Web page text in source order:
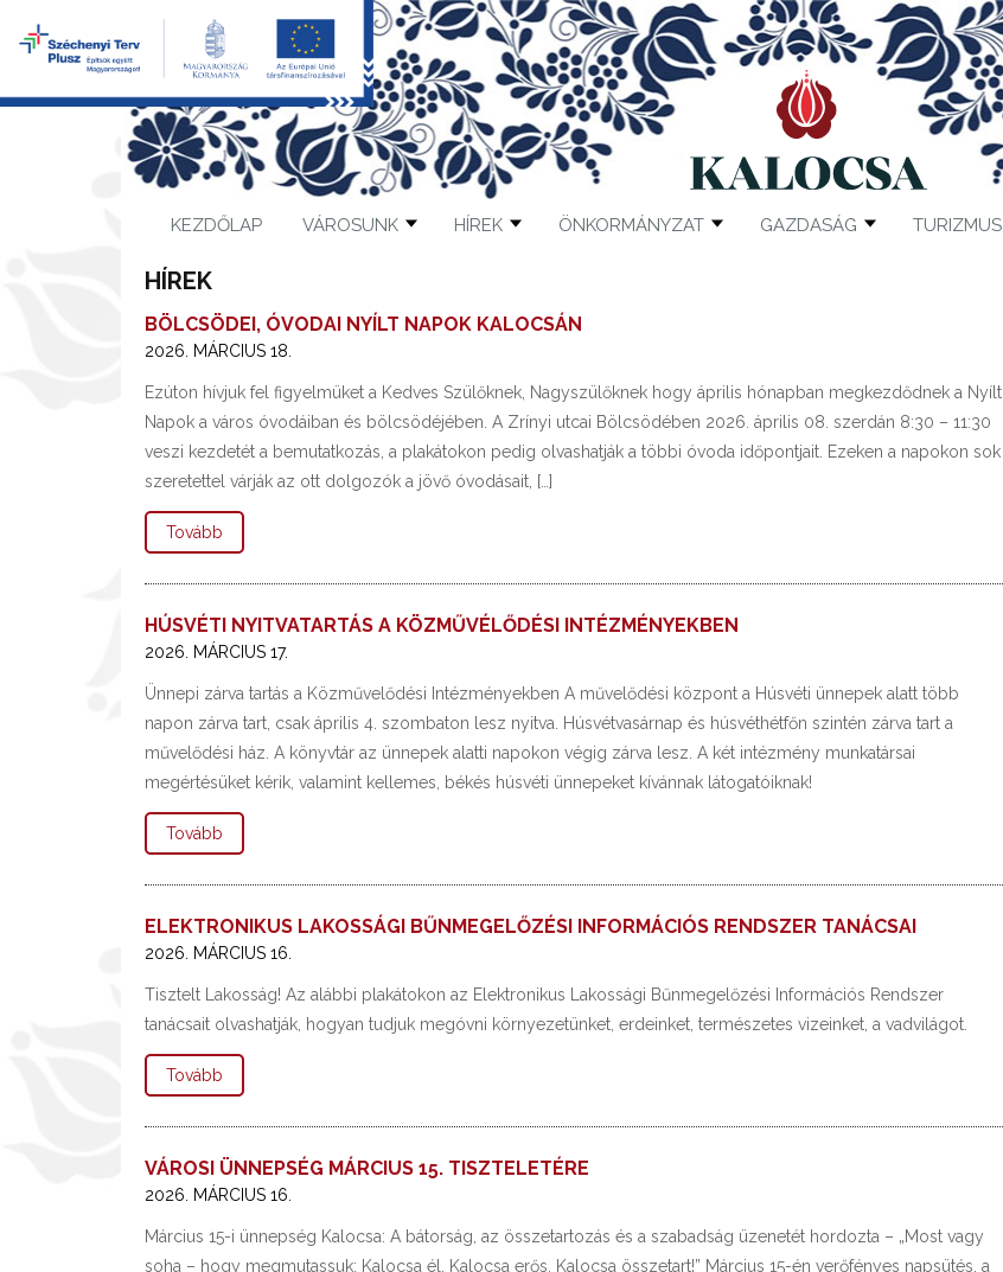
KEZDŐLAP VÁROSUNK HÍREK ÖNKORMÁNYZAT GAZDASÁG TURIZMUS
HÍREK
BÖLCSÖDEI, ÓVODAI NYÍLT NAPOK KALOCSÁN
2026. MÁRCIUS 18.
Ezúton hívjuk fel figyelmüket a Kedves Szülőknek, Nagyszülőknek hogy április hónapban megkezdődnek a Nyílt
Napok a város óvodáiban és bölcsödéjében. A Zrínyi utcai Bölcsödében 2026. április 08. szerdán 8:30 – 11:30
veszi kezdetét a bemutatkozás, a plakátokon pedig olvashatják a többi óvoda időpontjait. Ezeken a napokon sok
szeretettel várják az ott dolgozók a jövő óvodásait, […]
Tovább
HÚSVÉTI NYITVATARTÁS A KÖZMŰVÉLŐDÉSI INTÉZMÉNYEKBEN
2026. MÁRCIUS 17.
Ünnepi zárva tartás a Közművelődési Intézményekben A művelődési központ a Húsvéti ünnepek alatt több
napon zárva tart, csak április 4. szombaton lesz nyitva. Húsvétvasárnap és húsvéthétfőn szintén zárva tart a
művelődési ház. A könyvtár az ünnepek alatti napokon végig zárva lesz. A két intézmény munkatársai
megértésüket kérik, valamint kellemes, békés húsvéti ünnepeket kívánnak látogatóiknak!
Tovább
ELEKTRONIKUS LAKOSSÁGI BŰNMEGELŐZÉSI INFORMÁCIÓS RENDSZER TANÁCSAI
2026. MÁRCIUS 16.
Tisztelt Lakosság! Az alábbi plakátokon az Elektronikus Lakossági Bűnmegelőzési Információs Rendszer
tanácsait olvashatják, hogyan tudjuk megóvni környezetünket, erdeinket, természetes vizeinket, a vadvilágot.
Tovább
VÁROSI ÜNNEPSÉG MÁRCIUS 15. TISZTELETÉRE
2026. MÁRCIUS 16.
Március 15-i ünnepség Kalocsa: A bátorság, az összetartozás és a szabadság üzenetét hordozta – „Most vagy
soha – hogy megmutassuk: Kalocsa él, Kalocsa erős, Kalocsa összetart!” Március 15-én verőfényes napsütés, a